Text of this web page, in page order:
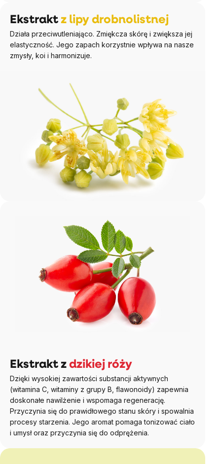
Ekstrakt z lipy drobnolistnej
Działa przeciwutleniająco. Zmiękcza skórę i zwiększa jej
elastyczność. Jego zapach korzystnie wpływa na nasze
zmysły, koi i harmonizuje.
Ekstrakt z dzikiej róży
Dzięki wysokiej zawartości substancji aktywnych
(witamina C, witaminy z grupy B, flawonoidy) zapewnia
doskonałe nawilżenie i wspomaga regenerację.
Przyczynia się do prawidłowego stanu skóry i spowalnia
procesy starzenia. Jego aromat pomaga tonizować ciało
i umysł oraz przyczynia się do odprężenia.